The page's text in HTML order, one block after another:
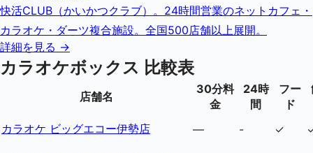
快活CLUB（かいかつクラブ）。24時間営業のネットカフェ・
カラオケ・ダーツ複合施設。全国500店舗以上展開。
詳細を見る →
カラオケボックス 比較表
店舗名
30分料
金
24時
間
フー
ド
カラオケ ビッグエコー伊勢店 — - ✓